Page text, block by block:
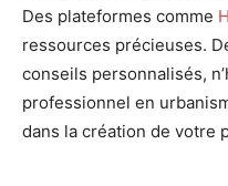
Des plateformes comme
ressources précieuses.
conseils personnalisés,
professionnel en
dans la création de votre